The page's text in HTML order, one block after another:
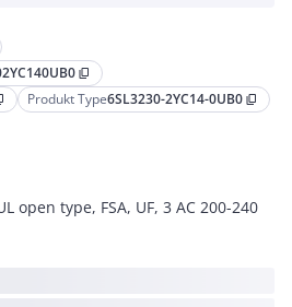
content_copy
Produkt Type6SL3230-2YC14-0UB0 content_copy
open type, FSA, UF, 3 AC 200-240